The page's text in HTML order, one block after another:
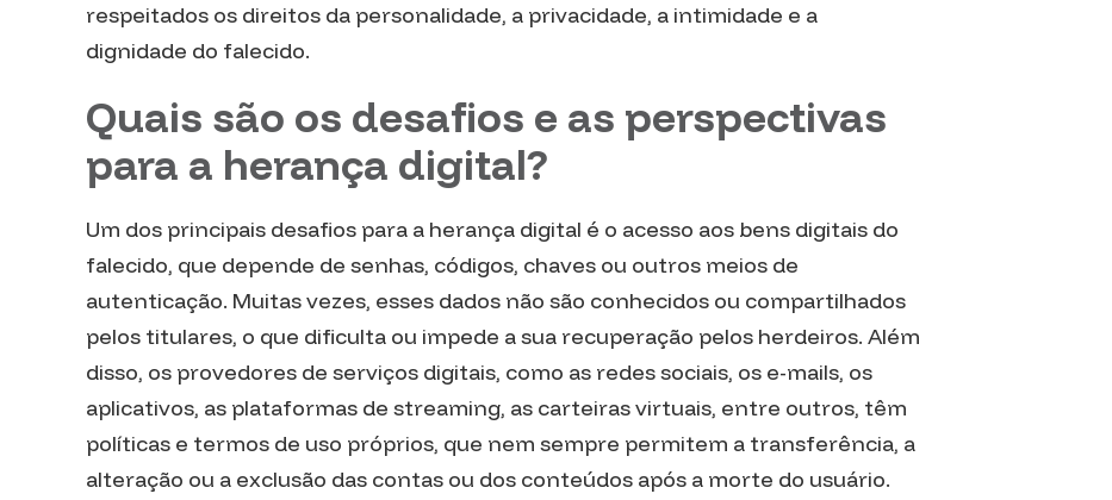
respeitados os direitos da personalidade, a privacidade, a intimidade e a
dignidade do falecido.
Quais são os desafios e as perspectivas
para a herança digital?
Um dos principais desafios para a herança digital é o acesso aos bens digitais do
falecido, que depende de senhas, códigos, chaves ou outros meios de
autenticação. Muitas vezes, esses dados não são conhecidos ou compartilhados
pelos titulares, o que dificulta ou impede a sua recuperação pelos herdeiros. Além
disso, os provedores de serviços digitais, como as redes sociais, os e-mails, os
aplicativos, as plataformas de streaming, as carteiras virtuais, entre outros, têm
políticas e termos de uso próprios, que nem sempre permitem a transferência, a
alteração ou a exclusão das contas ou dos conteúdos após a morte do usuário.